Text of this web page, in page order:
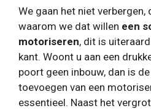
We gaan het niet verbergen,
waarom we dat willen een
motoriseren, dit is
kant. Woont u aan een
poort geen inbouw, dan is
toevoegen van een
essentieel. Naast het